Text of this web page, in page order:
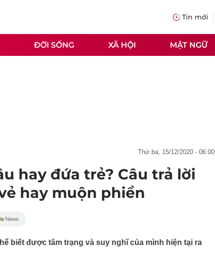
Tin mới
ĐỜI SỐNG XÃ HỘI MẬT NGỮ
thứ ba, 15/12/2020 - 06:00
hay đứa trẻ? Câu trả lời
hay muộn phiền
biết được tâm trạng và suy nghĩ của mình hiện tại ra